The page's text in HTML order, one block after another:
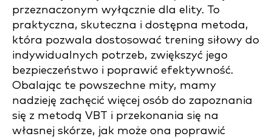
przeznaczonym wyłącznie dla elity. To
praktyczna, skuteczna i dostępna metoda,
która pozwala dostosować trening siłowy do
indywidualnych potrzeb, zwiększyć jego
bezpieczeństwo i poprawić efektywność.
Obalając te powszechne mity, mamy
nadzieję zachęcić więcej osób do zapoznania
się z metodą VBT i przekonania się na
własnej skórze, jak może ona poprawić